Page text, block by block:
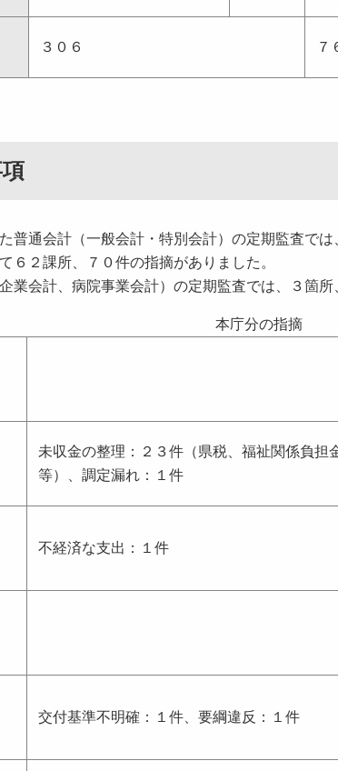
３０６ ７
普通会計（一般会計・特別会計）の定期監査で
６２課所、７０件の指摘がありました。
業会計、病院事業会計）の定期監査では、３箇所
本庁分の指摘
未収金の整理：２３件（県税、福祉関係負
等）、調定漏れ：１件
不経済な支出：１件
交付基準不明確：１件、要綱違反：１件